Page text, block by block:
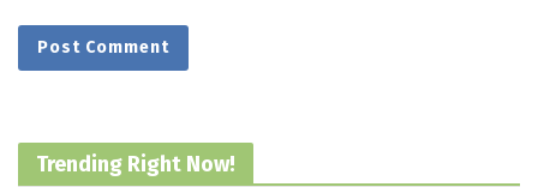
Trending Right Now!